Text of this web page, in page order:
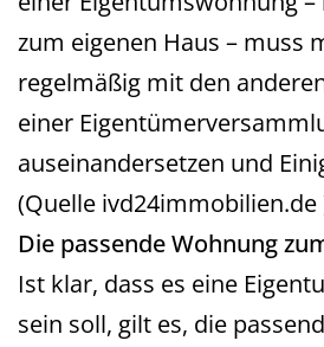
zum eigenen Haus – muss
regelmäßig mit den
einer
auseinandersetzen und
(Quelle ivd24immobilien.de
Die passende Wohnung
Ist klar, dass es eine
sein soll, gilt es, die